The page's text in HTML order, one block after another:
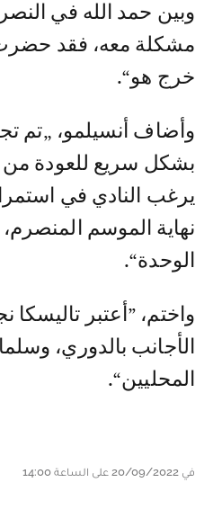
وبين حمد الله في
مشكلة معه، فقد
خرج هو“.
وأضاف أنسيلمو، „تم
بشكل سريع للعودة من
يرغب النادي في
نهاية الموسم المنصرم،
الوحدة“.
واختم، ”أعتبر
الأجانب بالدوري،
المحليين“.
في 20/09/2022 على الساعة 14:00